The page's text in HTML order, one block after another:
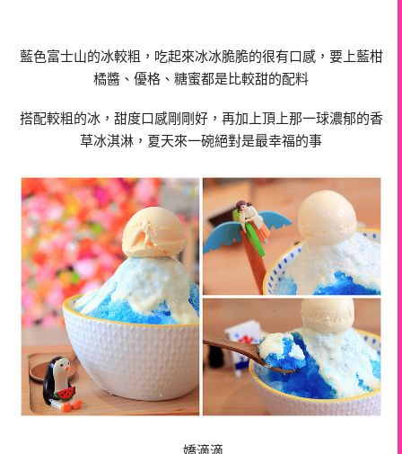
藍色富士山的冰較粗，吃起來冰冰脆脆的很有口感，要上藍柑
橘醬、優格、糖蜜都是比較甜的配料
搭配較粗的冰，甜度口感剛剛好，再加上頂上那一球濃郁的香
草冰淇淋，夏天來一碗絕對是最幸福的事
嬌滴滴